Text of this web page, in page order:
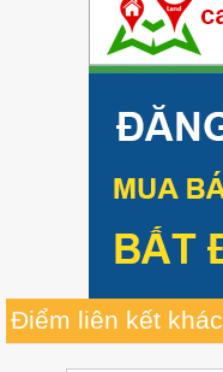
Điểm liên kết khác